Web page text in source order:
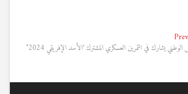
Previous
post:
يشارك في التمرين العسكري المشترك ‘الأسد الإفريقي 2024″